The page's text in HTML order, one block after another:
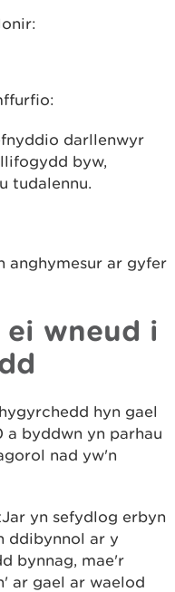
darllenwyr
byw,
tudalennu.
anghymesur ar gyfer
wneud i
hyn gael
a byddwn yn parhau
nad yw'n
yn sefydlog erbyn
ddibynnol ar y
bynnag, mae'r
ar gael ar waelod